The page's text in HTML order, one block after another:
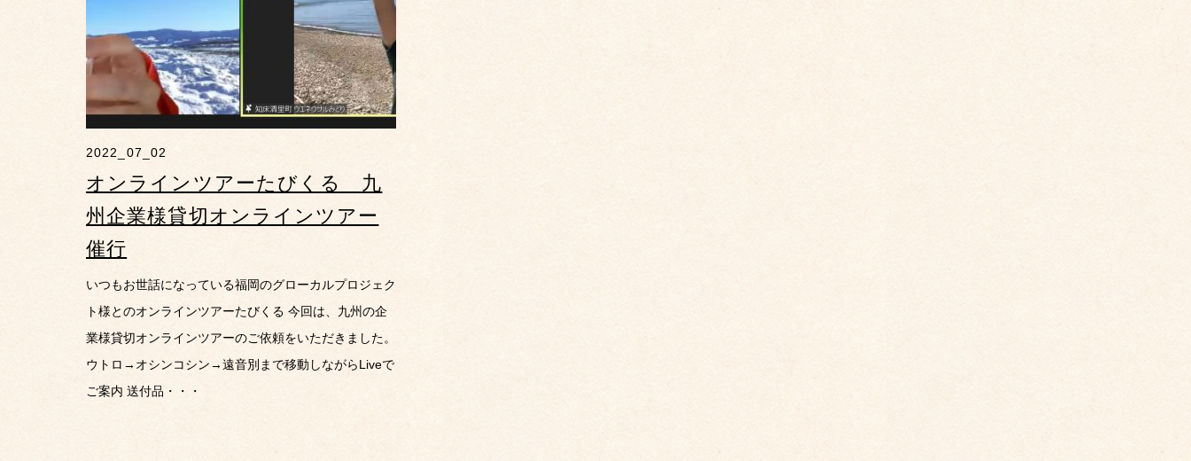
2022_07_02
オンラインツアーたびくる 九
州企業様貸切オンラインツアー
催行
いつもお世話になっている福岡のグローカルプロジェク
ト様とのオンラインツアーたびくる 今回は、九州の企
業様貸切オンラインツアーのご依頼をいただきました。
ウトロ→オシンコシン→遠音別まで移動しながらLiveで
ご案内 送付品・・・